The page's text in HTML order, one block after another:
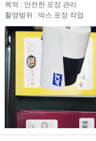
목적 : 안전한 포장 관리
촬영범위 : 박스 포장 작업